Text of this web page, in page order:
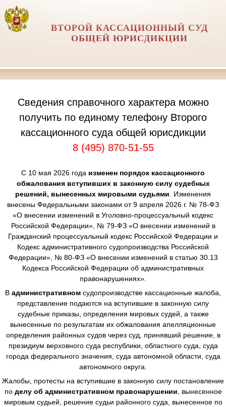
ВТОРОЙ КАССАЦИОННЫЙ СУД
ОБЩЕЙ ЮРИСДИКЦИИ
Сведения справочного характера можно
получить по единому телефону Второго
кассационного суда общей юрисдикции
8 (495) 870-51-55
С 10 мая 2026 года изменен порядок кассационного
обжалования вступивших в законную силу судебных
решений, вынесенных мировыми судьями . Изменения
внесены Федеральными законами от 9 апреля 2026 г. № 78-ФЗ
«О внесении изменений в Уголовно-процессуальный кодекс
Российской Федерации», № 79-ФЗ «О внесении изменений в
Гражданский процессуальный кодекс Российской Федерации и
Кодекс административного судопроизводства Российской
Федерации», № 80-ФЗ «О внесении изменений в статью 30.13
Кодекса Российской Федерации об административных
правонарушениях».
В административном судопроизводстве кассационные жалоба,
представление подаются на вступившие в законную силу
судебные приказы, определения мировых судей, а также
вынесенные по результатам их обжалования апелляционные
определения районных судов через суд, принявший решение, в
президиум верховного суда республики, областного суда, суда
города федерального значения, суда автономной области, суда
автономного округа.
Жалобы, протесты на вступившие в законную силу постановление
по делу об административном правонарушении , вынесенное
мировым судьей, решение судьи районного суда, вынесенное по